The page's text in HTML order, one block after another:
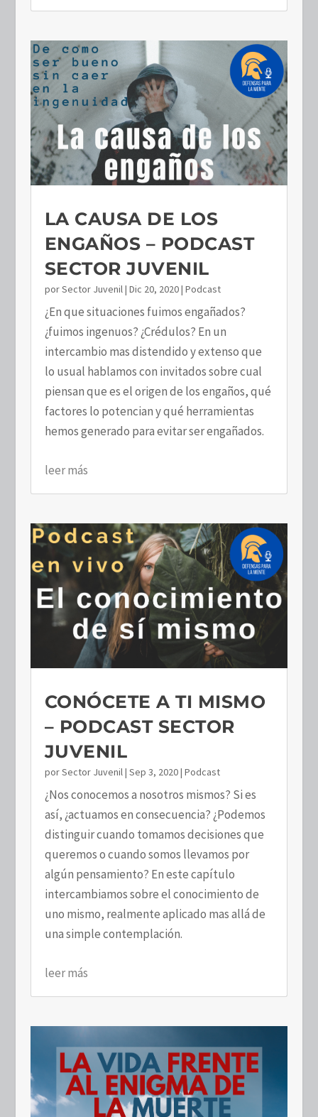
LA CAUSA DE LOS
ENGAÑOS – PODCAST
SECTOR JUVENIL
porSector Juvenil| Dic 20, 2020| Podcast
¿En que situaciones fuimos engañados?
¿fuimos ingenuos? ¿Crédulos? En un
intercambio mas distendido y extenso que
lo usual hablamos con invitados sobre cual
piensan que es el origen de los engaños, qué
factores lo potencian y qué herramientas
hemos generado para evitar ser engañados.
leer más
CONÓCETE A TI MISMO
– PODCAST SECTOR
JUVENIL
porSector Juvenil| Sep 3, 2020| Podcast
¿Nos conocemos a nosotros mismos? Si es
así, ¿actuamos en consecuencia? ¿Podemos
distinguir cuando tomamos decisiones que
queremos o cuando somos llevamos por
algún pensamiento? En este capítulo
intercambiamos sobre el conocimiento de
uno mismo, realmente aplicado mas allá de
una simple contemplación.
leer más